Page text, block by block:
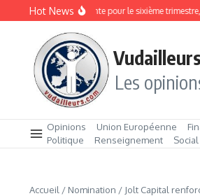
Aller au contenu
Hot News
chômage augmente pour le sixième trimestre, à 8,3
Les
Opinions Union Européenne
Politique
Renseignement Social
Accueil / Nomination / Jolt Capital